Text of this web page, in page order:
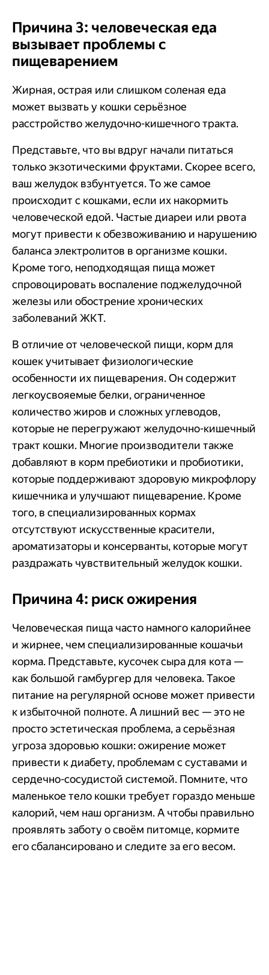
Причина 3: человеческая еда
вызывает проблемы с
пищеварением
Жирная, острая или слишком соленая еда
может вызвать у кошки серьёзное
расстройство желудочно-кишечного тракта.
Представьте, что вы вдруг начали питаться
только экзотическими фруктами. Скорее всего,
ваш желудок взбунтуется. То же самое
происходит с кошками, если их накормить
человеческой едой. Частые диареи или рвота
могут привести к обезвоживанию и нарушению
баланса электролитов в организме кошки.
Кроме того, неподходящая пища может
спровоцировать воспаление поджелудочной
железы или обострение хронических
заболеваний ЖКТ.
В отличие от человеческой пищи, корм для
кошек учитывает физиологические
особенности их пищеварения. Он содержит
легкоусвояемые белки, ограниченное
количество жиров и сложных углеводов,
которые не перегружают желудочно-кишечный
тракт кошки. Многие производители также
добавляют в корм пребиотики и пробиотики,
которые поддерживают здоровую микрофлору
кишечника и улучшают пищеварение. Кроме
того, в специализированных кормах
отсутствуют искусственные красители,
ароматизаторы и консерванты, которые могут
раздражать чувствительный желудок кошки.
Причина 4: риск ожирения
Человеческая пища часто намного калорийнее
и жирнее, чем специализированные кошачьи
корма. Представьте, кусочек сыра для кота —
как большой гамбургер для человека. Такое
питание на регулярной основе может привести
к избыточной полноте. А лишний вес — это не
просто эстетическая проблема, а серьёзная
угроза здоровью кошки: ожирение может
привести к диабету, проблемам с суставами и
сердечно-сосудистой системой. Помните, что
маленькое тело кошки требует гораздо меньше
калорий, чем наш организм. А чтобы правильно
проявлять заботу о своём питомце, кормите
его сбалансировано и следите за его весом.